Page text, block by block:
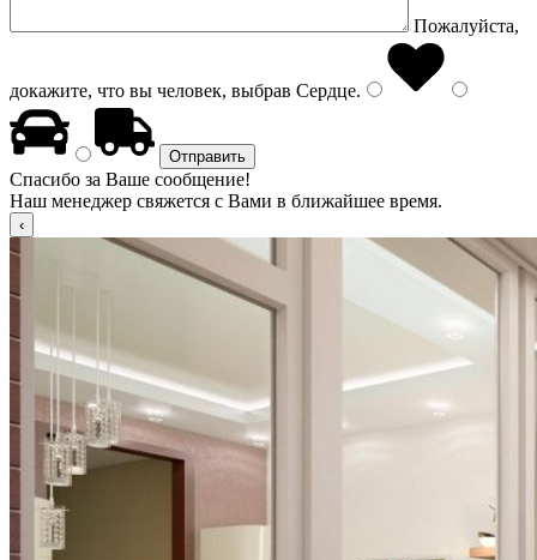
Пожалуйста,
докажите, что вы человек, выбрав Сердце.
Спасибо за Ваше сообщение!
Наш менеджер свяжется с Вами в ближайшее время.